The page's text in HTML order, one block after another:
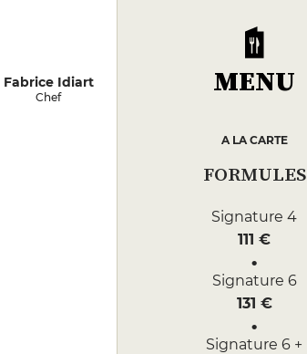
Fabrice Idiart
Chef MENU
A LA CARTE
FORMULES
Signature 4
111 €
Signature 6
131 €
Signature 6 +